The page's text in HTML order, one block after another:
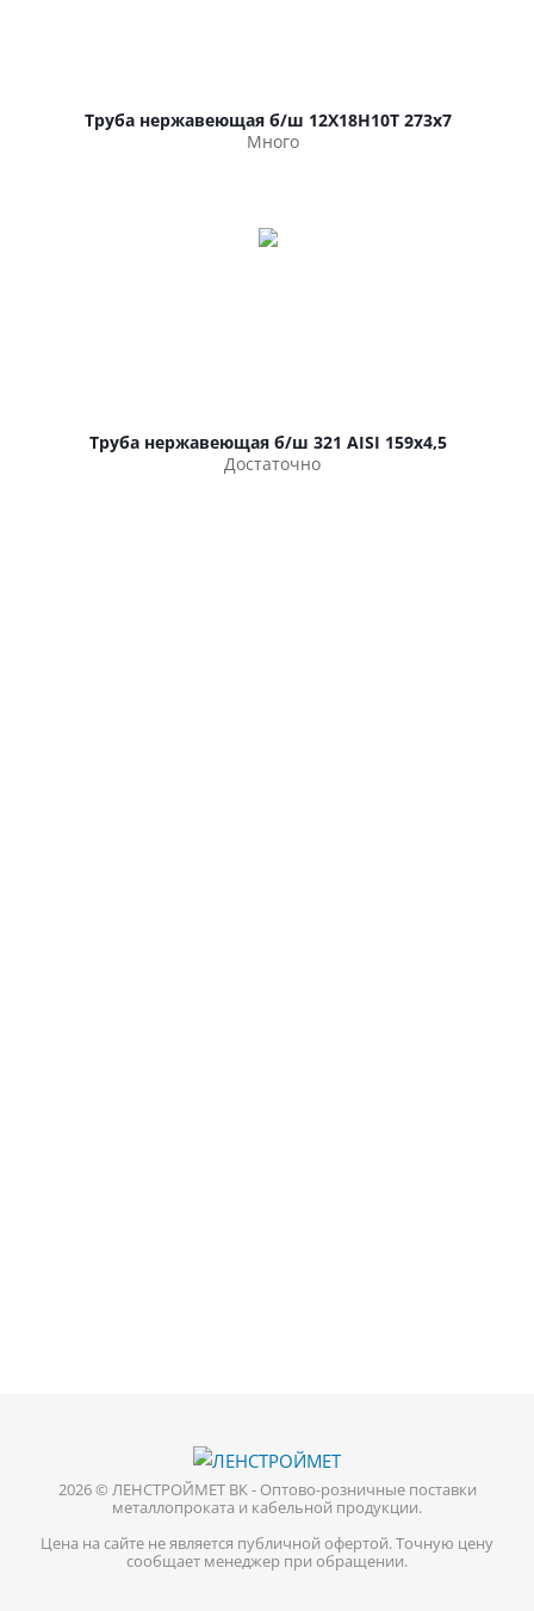
Труба нержавеющая б/ш 12Х18Н10Т 273х7
Много
Труба нержавеющая б/ш 321 AISI 159х4,5
Достаточно
2026 © ЛЕНСТРОЙМЕТ ВК - Оптово-розничные поставки
металлопроката и кабельной продукции.
Цена на сайте не является публичной офертой. Точную цену
сообщает менеджер при обращении.